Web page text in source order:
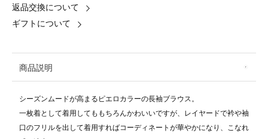
返品交換について
ギフトについて
商品説明
シーズンムードが高まるピエロカラーの長袖ブラウス。
一枚着として着用してももちろんかわいいですが、レイヤードで衿や袖
口のフリルを出して着用すればコーディネートが華やかになり、こなれ